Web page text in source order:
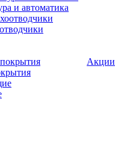
и автоматика
Акции